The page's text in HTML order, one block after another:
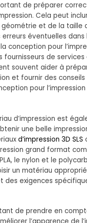
de préparer
Cela peut
et de la taille
éventuelles
conception pour
de services
souvent aider à
et fournir des
pour
d’impression est
une belle
d’impression 3D SLS
grand format
le nylon et le
un matériau
des exigences
de prendre en